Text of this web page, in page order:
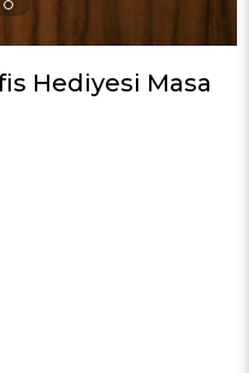
Hediyesi Masa